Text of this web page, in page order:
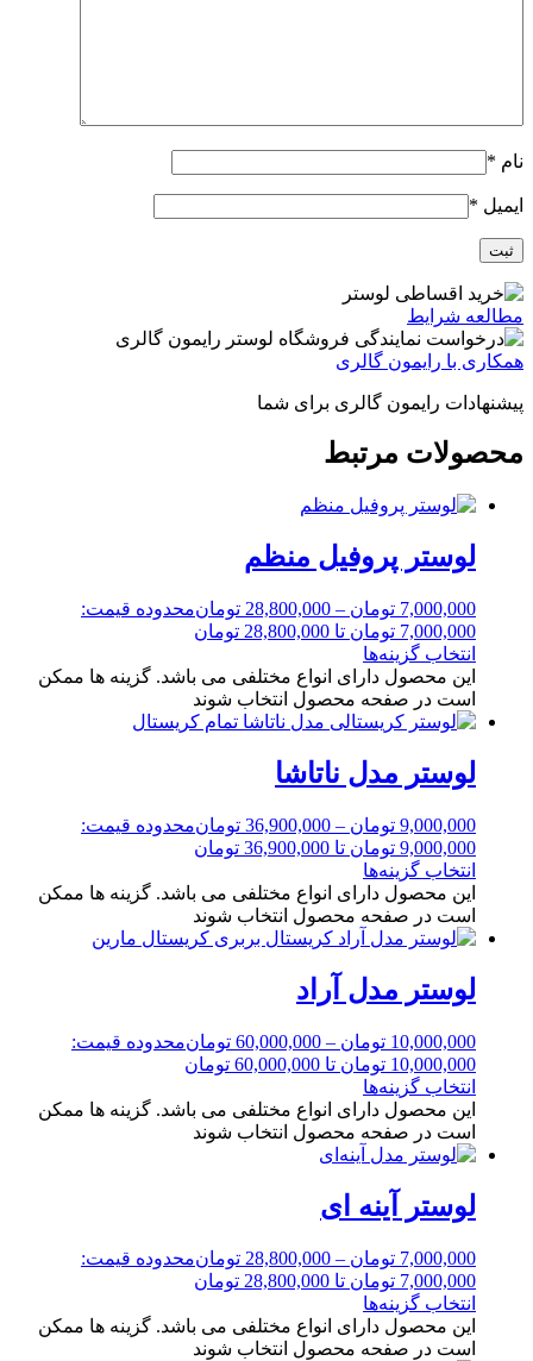
نام *
ایمیل *
مطالعه شرایط
همکاری با رایمون گالری
پیشنهادات رایمون گالری برای شما
محصولات مرتبط
لوستر پروفیل منظم
7,000,000 تومان –
28,800,000 تومانمحدوده قیمت:
7,000,000 تومان تا 28,800,000 تومان
انتخاب گزینه‌ها
این محصول دارای انواع مختلفی می باشد. گزینه ها ممکن
است در صفحه محصول انتخاب شوند
لوستر مدل ناتاشا
9,000,000 تومان –
36,900,000 تومانمحدوده قیمت:
9,000,000 تومان تا 36,900,000 تومان
انتخاب گزینه‌ها
این محصول دارای انواع مختلفی می باشد. گزینه ها ممکن
است در صفحه محصول انتخاب شوند
لوستر مدل آراد
10,000,000 تومان –
60,000,000 تومانمحدوده قیمت:
10,000,000 تومان تا 60,000,000 تومان
انتخاب گزینه‌ها
این محصول دارای انواع مختلفی می باشد. گزینه ها ممکن
است در صفحه محصول انتخاب شوند
لوستر آینه ای
7,000,000 تومان –
28,800,000 تومانمحدوده قیمت:
7,000,000 تومان تا 28,800,000 تومان
انتخاب گزینه‌ها
این محصول دارای انواع مختلفی می باشد. گزینه ها ممکن
است در صفحه محصول انتخاب شوند